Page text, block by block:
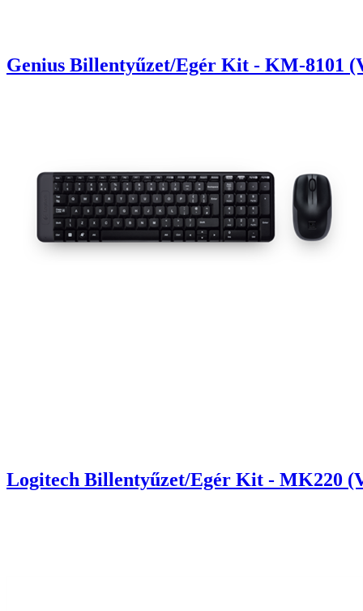
Genius Billentyűzet/Egér Kit - KM-8101
Logitech Billentyűzet/Egér Kit - MK220